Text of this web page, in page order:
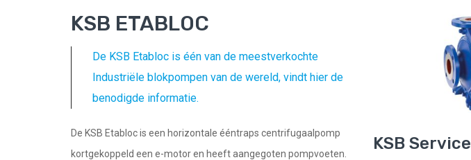
KSB ETABLOC
De KSB Etabloc is één van de meestverkochte
Industriële blokpompen van de wereld, vindt hier de
benodigde informatie.
De KSB Etabloc is een horizontale ééntraps centrifugaalpomp
kortgekoppeld een e-motor en heeft aangegoten pompvoeten.
KSB Service